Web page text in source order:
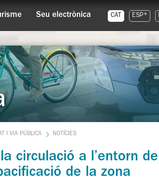
Seu electrònica CAT ESP*
I VIA PÚBLICA NOTÍCIES
circulació a l’entorn
de la zona